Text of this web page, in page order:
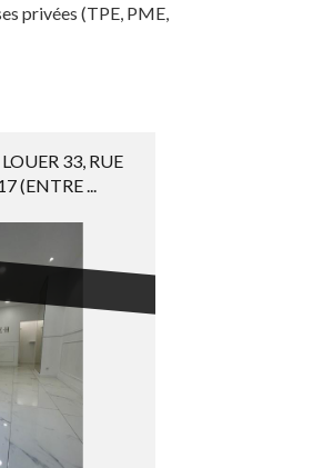
privées (TPE, PME,
33, RUE
(ENTRE ...